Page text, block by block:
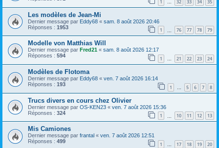
r
1 … 32 33 34 35
Les modèles de Jean-Mi
Dernier message par Eddy68 « sam. 8 août 2026 20:46
Réponses : 1953 1 76 77 78 79
Modelle von Matthias Will
Dernier message par Fred21 « sam. 8 août 2026 12:17
Réponses : 594 1 … 21 22 23 24
Modèles de Flotoma
Dernier message par Eddy68 « ven. 7 août 2026 16:14
Réponses : 193 1 … 5 6 7 8
Trucs divers en cours chez Olivier
Dernier message par OS-KEN23 « ven. 7 août 2026 15:36
Réponses : 324 1 10 11 12 13
Mis Camiones
Dernier message par frantal « ven. 7 août 2026 12:51
Réponses : 499 1 … 17 18 19 20